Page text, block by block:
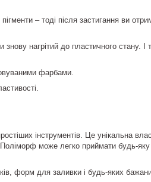
– тоді після застигання ви
нагрітий до пластичного стану. І
фарбами.
інструментів. Це унікальна
Поліморф може легко приймати будь-
форм для заливки і будь-яких